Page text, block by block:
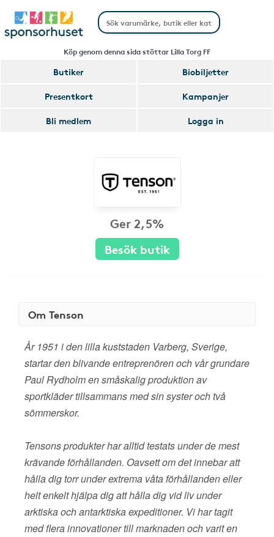
Köp genom denna sida stöttar Lilla Torg FF
Butiker
Biobiljetter
Presentkort
Kampanjer
Bli medlem
Logga in
Ger 2,5%
Besök butik
Om Tenson
År 1951 i den lilla kuststaden Varberg, Sverige,
startar den blivande entreprenören och vår grundare
Paul Rydholm en småskalig produktion av
sportkläder tillsammans med sin syster och två
sömmerskor.
Tensons produkter har alltid testats under de mest
krävande förhållanden. Oavsett om det innebar att
hålla dig torr under extrema våta förhållanden eller
helt enkelt hjälpa dig att hålla dig vid liv under
arktiska och antarktiska expeditioner. Vi har tagit
med flera innovationer till marknaden och varit en